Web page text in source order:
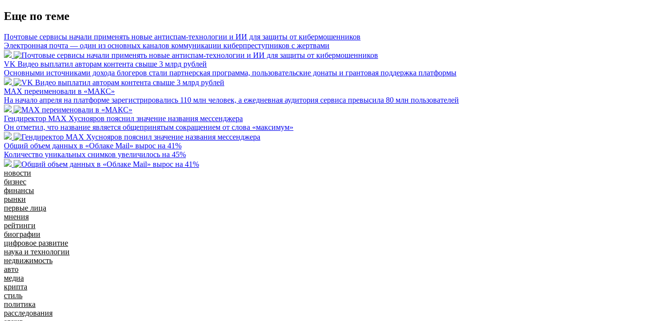
Еще по теме
Почтовые сервисы начали применять новые антиспам-технологии и ИИ для защиты от кибермошенников
Электронная почта — один из основных каналов коммуникации киберпреступников с жертвами
VK Видео выплатил авторам контента свыше 3 млрд рублей
Основными источниками дохода блогеров стали партнерская программа, пользовательские донаты и грантовая поддержка платформы
МАХ переименовали в «МАКС»
На начало апреля на платформе зарегистрировались 110 млн человек, а ежедневная аудитория сервиса превысила 80 млн пользователей
Гендиректор МАХ Хуснояров пояснил значение названия мессенджера
Он отметил, что название является общепринятым сокращением от слова «максимум»
Общий объем данных в «Облаке Mail» вырос на 41%
Количество уникальных снимков увеличилось на 45%
новости
бизнес
финансы
рынки
первые лица
мнения
рейтинги
биографии
цифровое развитие
наука и технологии
недвижимость
авто
медиа
крипта
стиль
политика
расследования